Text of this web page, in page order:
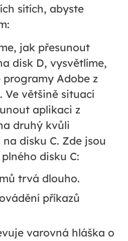
sítích, abyste
jak přesunout
disk D, vysvětlíme,
Adobe z
Ve většině situací
aplikaci z
druhý kvůli
disku C. Zde jsou
disku C:
trvá dlouho.
příkazů
varovná hláška o